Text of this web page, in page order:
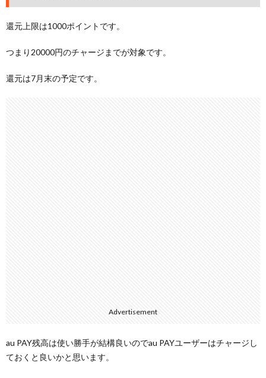
還元上限は1000ポイントです。
つまり20000円のチャージまでが対象です。
還元は7月末の予定です。
Advertisement
au PAY残高は使い勝手が結構良いのでau PAYユーザーはチャージし
ておくと良いかと思います。